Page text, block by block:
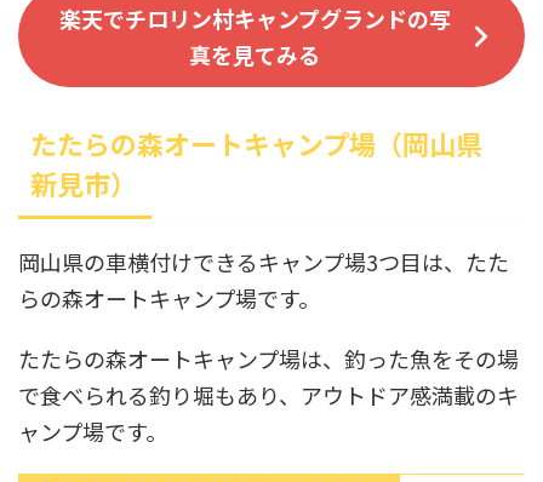
楽天でチロリン村キャンプグランドの写
真を見てみる
たたらの森オートキャンプ場（岡山県
新見市）
岡山県の車横付けできるキャンプ場3つ目は、たた
らの森オートキャンプ場です。
たたらの森オートキャンプ場は、釣った魚をその場
で食べられる釣り堀もあり、アウトドア感満載のキ
ャンプ場です。